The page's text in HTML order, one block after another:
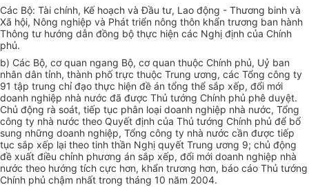
Các Bộ: Tài chính, Kế hoạch và Đầu tư, Lao động - Thương binh và
Xã hội, Nông nghiệp và Phát triển nông thôn khẩn trương ban hành
Thông tư hướng dẫn đồng bộ thực hiện các Nghị định của Chính
phủ.
b) Các Bộ, cơ quan ngang Bộ, cơ quan thuộc Chính phủ, Uỷ ban
nhân dân tỉnh, thành phố trực thuộc Trung ương, các Tổng công ty
91 tập trung chỉ đạo thực hiện đề án tổng thể sắp xếp, đổi mới
doanh nghiệp nhà nước đã được Thủ tướng Chính phủ phê duyệt.
Chủ động rà soát, tiếp tục phân loại doanh nghiệp nhà nước, Tổng
công ty nhà nước theo Quyết định của Thủ tướng Chính phủ để bổ
sung những doanh nghiệp, Tổng công ty nhà nước cần được tiếp
tục sắp xếp lại theo tinh thần Nghị quyết Trung ương 9; chủ động
đề xuất điều chỉnh phương án sắp xếp, đổi mới doanh nghiệp nhà
nước theo hướng tích cực hơn, khẩn trương hơn, báo cáo Thủ tướng
Chính phủ chậm nhất trong tháng 10 năm 2004.